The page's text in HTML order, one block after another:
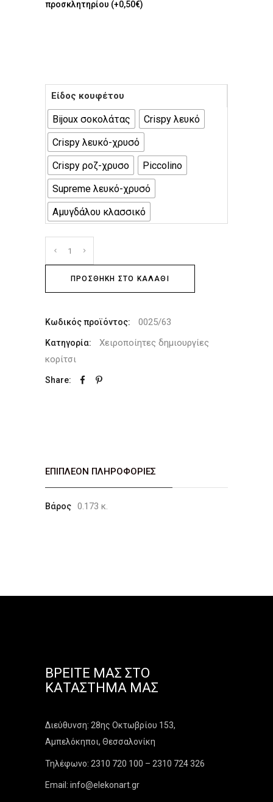
προσκλητηρίου (+0,50€)
Είδος κουφέτου
Bijoux σοκολάτας
Crispy λευκό
Crispy λευκό-χρυσό
Crispy ροζ-χρυσο
Piccolino
Supreme λευκό-χρυσό
Αμυγδάλου κλασσικό
ΠΡΟΣΘΉΚΗ ΣΤΟ ΚΑΛΆΘΙ
Κωδικός προϊόντος: 0025/63
Κατηγορία:
Χειροποίητες δημιουργίες
κορίτσι
Share:
ΕΠΙΠΛΈΟΝ ΠΛΗΡΟΦΟΡΊΕΣ
Βάρος 0.173 κ.
ΒΡΕΊΤΕ ΜΑΣ ΣΤΟ
ΚΑΤΆΣΤΗΜΑ ΜΑΣ
Διεύθυνση: 28ης Οκτωβρίου 153,
Αμπελόκηποι, Θεσσαλονίκη
Τηλέφωνο: 2310 720 100 – 2310 724 326
Email: info@elekonart.gr